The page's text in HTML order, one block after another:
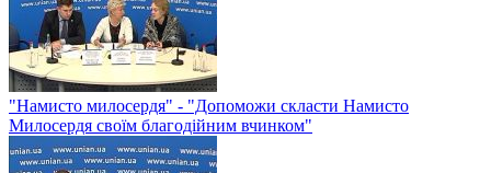
"Намисто милосердя" - "Допоможи скласти Намисто
Милосердя своїм благодійним вчинком"